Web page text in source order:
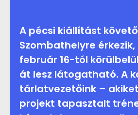
A pécsi kiállítást
Szombathelyre érkezik,
február 16-tól
át lesz látogatható. A
tárlatvezetőink – akiket
projekt tapasztalt